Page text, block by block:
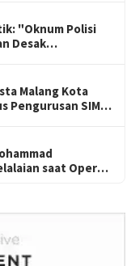
"Oknum Polisi
Desak
Malang Kota
Pengurusan SIM
saat Operasi